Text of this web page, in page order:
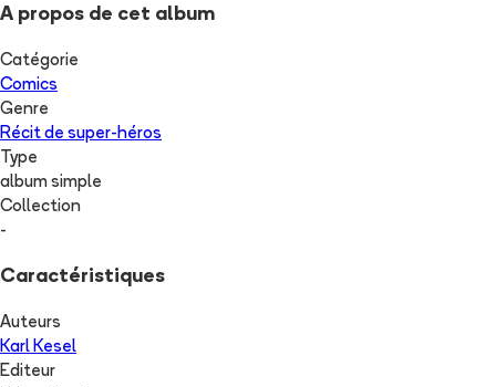
A propos de cet album
Catégorie
Comics
Genre
Récit de super-héros
Type
album simple
Collection
-
Caractéristiques
Auteurs
Karl Kesel
Editeur